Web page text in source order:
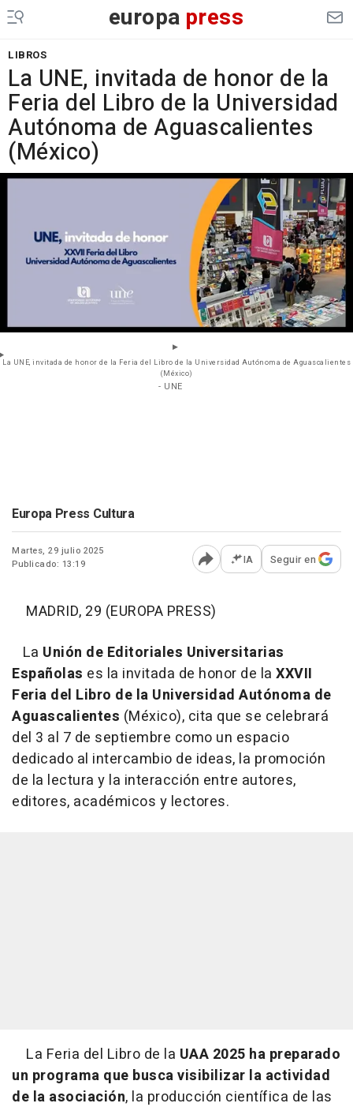
europa press
LIBROS
La UNE, invitada de honor de la
Feria del Libro de la Universidad
Autónoma de Aguascalientes
(México)
La UNE, invitada de honor de la Feria del Libro de la Universidad Autónoma de Aguascalientes
(México)
- UNE
Europa Press Cultura
Martes, 29 julio 2025
Publicado: 13:19
Abrir opciones para
IA Seguir en
MADRID, 29 (EUROPA PRESS)
La Unión de Editoriales Universitarias
Españolas es la invitada de honor de la XXVII
Feria del Libro de la Universidad Autónoma de
Aguascalientes (México), cita que se celebrará
del 3 al 7 de septiembre como un espacio
dedicado al intercambio de ideas, la promoción
de la lectura y la interacción entre autores,
editores, académicos y lectores.
La Feria del Libro de la UAA 2025 ha preparado
un programa que busca visibilizar la actividad
de la asociación, la producción científica de las